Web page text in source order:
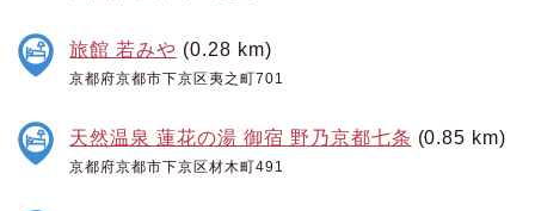
旅館 若みや (0.28 km)
京都府京都市下京区夷之町701
天然温泉 蓮花の湯 御宿 野乃京都七条 (0.85 km)
京都府京都市下京区材木町491